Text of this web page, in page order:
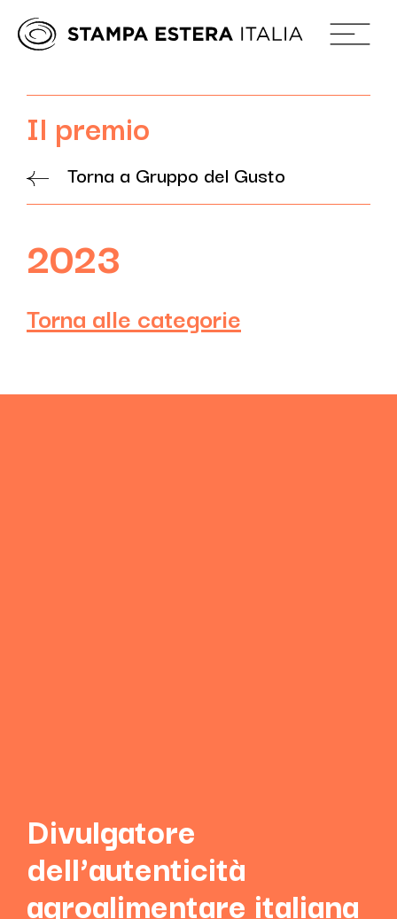
Il premio
Torna a Gruppo del Gusto
2023
Torna alle categorie
Divulgatore
dell’autenticità
agroalimentare italiana